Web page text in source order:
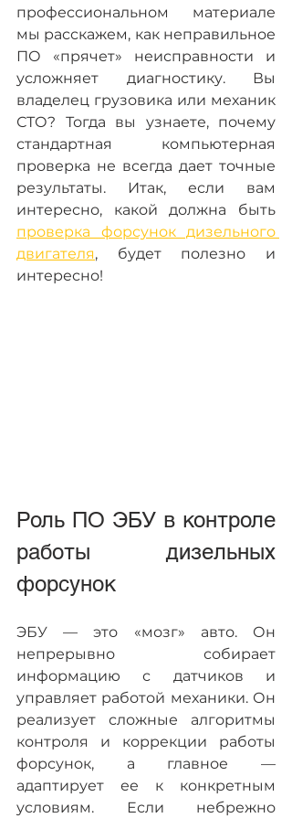
профессиональном материале
мы расскажем, как неправильное
ПО «прячет» неисправности и
усложняет диагностику. Вы
владелец грузовика или механик
СТО? Тогда вы узнаете, почему
стандартная компьютерная
проверка не всегда дает точные
результаты. Итак, если вам
проверка форсунок дизельного
двигателя, будет полезно и
интересно!
Роль ПО ЭБУ в контроле
работы дизельных
форсунок
ЭБУ — это «мозг» авто. Он
непрерывно собирает
информацию с датчиков и
управляет работой механики. Он
реализует сложные алгоритмы
контроля и коррекции работы
форсунок, а главное —
адаптирует ее к конкретным
условиям. Если небрежно